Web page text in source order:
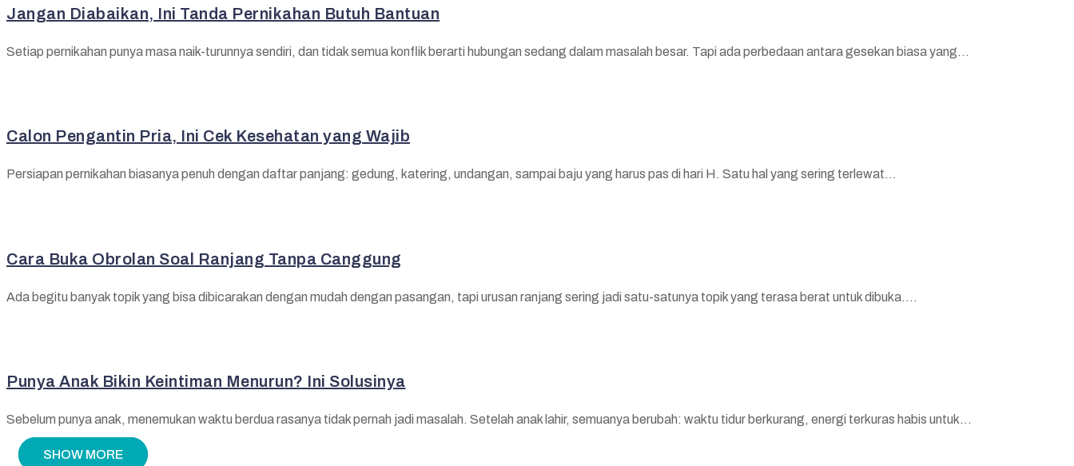
Jangan Diabaikan, Ini Tanda Pernikahan Butuh Bantuan
Setiap pernikahan punya masa naik-turunnya sendiri, dan tidak semua konflik berarti hubungan sedang dalam masalah besar. Tapi ada perbedaan antara gesekan biasa yang...
Calon Pengantin Pria, Ini Cek Kesehatan yang Wajib
Persiapan pernikahan biasanya penuh dengan daftar panjang: gedung, katering, undangan, sampai baju yang harus pas di hari H. Satu hal yang sering terlewat...
Cara Buka Obrolan Soal Ranjang Tanpa Canggung
Ada begitu banyak topik yang bisa dibicarakan dengan mudah dengan pasangan, tapi urusan ranjang sering jadi satu-satunya topik yang terasa berat untuk dibuka....
Punya Anak Bikin Keintiman Menurun? Ini Solusinya
Sebelum punya anak, menemukan waktu berdua rasanya tidak pernah jadi masalah. Setelah anak lahir, semuanya berubah: waktu tidur berkurang, energi terkuras habis untuk...
SHOW MORE